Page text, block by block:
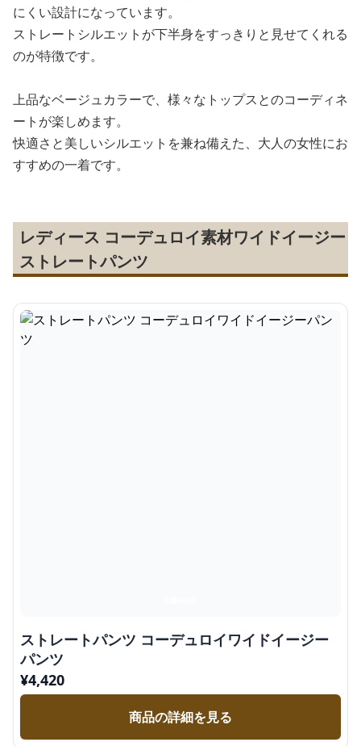
にくい設計になっています。
ストレートシルエットが下半身をすっきりと見せてくれる
のが特徴です。
上品なベージュカラーで、様々なトップスとのコーディネ
ートが楽しめます。
快適さと美しいシルエットを兼ね備えた、大人の女性にお
すすめの一着です。
レディース コーデュロイ素材ワイドイージー
ストレートパンツ
ストレートパンツ コーデュロイワイドイージー
パンツ
¥4,420
商品の詳細を見る